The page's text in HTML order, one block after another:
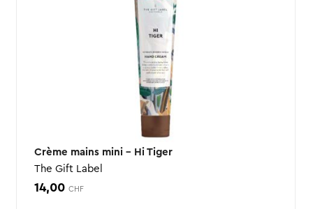
Crème mains mini – Hi Tiger
The Gift Label
14,00 CHF